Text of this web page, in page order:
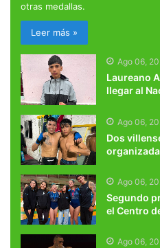
otras medallas.
Leer más »
Ago 06,
Laureano
llegar al
Ago 06,
Dos
Ago 06,
Segundo
el Centro
Ago 06,